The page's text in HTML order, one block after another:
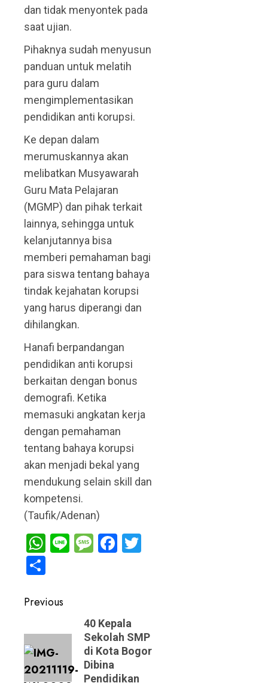
dan tidak menyontek pada
saat ujian.
Pihaknya sudah menyusun
panduan untuk melatih
para guru dalam
mengimplementasikan
pendidikan anti korupsi.
Ke depan dalam
merumuskannya akan
melibatkan Musyawarah
Guru Mata Pelajaran
(MGMP) dan pihak terkait
lainnya, sehingga untuk
kelanjutannya bisa
memberi pemahaman bagi
para siswa tentang bahaya
tindak kejahatan korupsi
yang harus diperangi dan
dihilangkan.
Hanafi berpandangan
pendidikan anti korupsi
berkaitan dengan bonus
demografi. Ketika
memasuki angkatan kerja
dengan pemahaman
tentang bahaya korupsi
akan menjadi bekal yang
mendukung selain skill dan
kompetensi.
(Taufik/Adenan)
WhatsApp
LineMessage
Facebook
Post
navigation
Previous
post:
40 Kepala
Sekolah SMP
di Kota Bogor
Dibina
Pendidikan